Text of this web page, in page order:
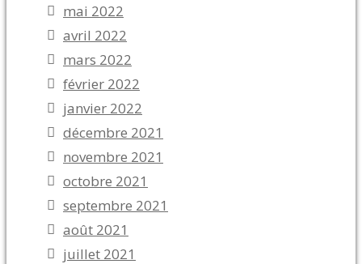
mai 2022
avril 2022
mars 2022
février 2022
janvier 2022
décembre 2021
novembre 2021
octobre 2021
septembre 2021
août 2021
juillet 2021